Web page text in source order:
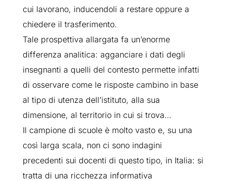
cui lavorano, inducendoli a restare oppure a
chiedere il trasferimento.
Tale prospettiva allargata fa un’enorme
differenza analitica: agganciare i dati degli
insegnanti a quelli del contesto permette infatti
di osservare come le risposte cambino in base
al tipo di utenza dell’istituto, alla sua
dimensione, al territorio in cui si trova…
Il campione di scuole è molto vasto e, su una
così larga scala, non ci sono indagini
precedenti sui docenti di questo tipo, in Italia: si
tratta di una ricchezza informativa